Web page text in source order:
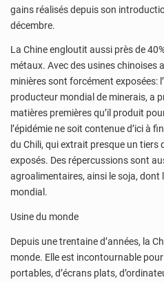
gains réalisés depuis son
décembre.
La Chine engloutit aussi près de
métaux. Avec des usines chinoises
minières sont forcément exposées:
producteur mondial de minerais, a
matières premières qu’il produit
l’épidémie ne soit contenue d’ici à
du Chili, qui extrait presque un tiers
exposés. Des répercussions sont
agroalimentaires, ainsi le soja, dont
mondial.
Usine du monde
Depuis une trentaine d’années, la
monde. Elle est incontournable
portables, d’écrans plats,